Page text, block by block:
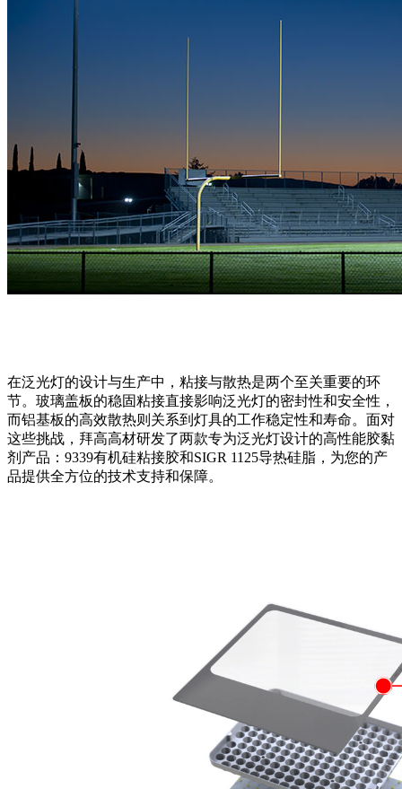
在泛光灯的设计与生产中，粘接与散热是两个至关重要的环
节。玻璃盖板的稳固粘接直接影响泛光灯的密封性和安全性，
而铝基板的高效散热则关系到灯具的工作稳定性和寿命。面对
这些挑战，拜高高材研发了两款专为泛光灯设计的高性能胶黏
剂产品：9339有机硅粘接胶和SIGR 1125导热硅脂，为您的产
品提供全方位的技术支持和保障。